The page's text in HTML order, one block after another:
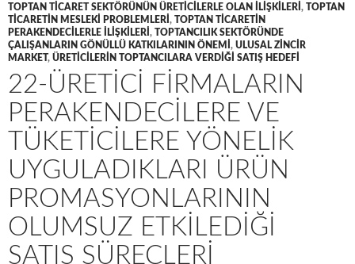
TOPTAN TICARET SEKTÖRÜNÜN ÜRETICILERLE OLAN ILIŞKILERI , TOPTAN
TICARETIN MESLEKI PROBLEMLERI , TOPTAN TICARETIN
PERAKENDECILERLE ILIŞKILERI , TOPTANCILIK SEKTÖRÜNDE
ÇALIŞANLARIN GÖNÜLLÜ KATKILARININ ÖNEMI , ULUSAL ZINCIR
MARKET, ÜRETICILERIN TOPTANCILARA VERDIĞI SATIŞ HEDEFI
22-ÜRETICI FIRMALARIN
PERAKENDECILERE VE
TÜKETICILERE YÖNELIK
UYGULADIKLARI ÜRÜN
PROMASYONLARININ
OLUMSUZ ETKILEDIĞI
SATIŞ SÜREÇLERI